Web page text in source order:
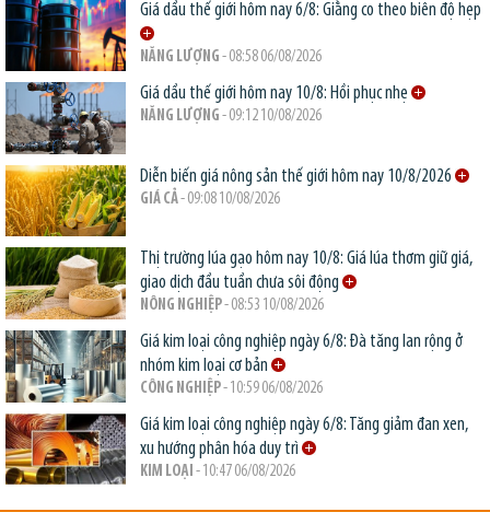
Giá dầu thế giới hôm nay 6/8: Giằng co theo biên độ hẹp
NĂNG LƯỢNG - 08:58 06/08/2026
Giá dầu thế giới hôm nay 10/8: Hồi phục nhẹ
NĂNG LƯỢNG - 09:12 10/08/2026
Diễn biến giá nông sản thế giới hôm nay 10/8/2026
GIÁ CẢ- 09:08 10/08/2026
Thị trường lúa gạo hôm nay 10/8: Giá lúa thơm giữ giá,
giao dịch đầu tuần chưa sôi động
NÔNG NGHIỆP- 08:53 10/08/2026
Giá kim loại công nghiệp ngày 6/8: Đà tăng lan rộng ở
nhóm kim loại cơ bản
CÔNG NGHIỆP- 10:59 06/08/2026
Giá kim loại công nghiệp ngày 6/8: Tăng giảm đan xen,
xu hướng phân hóa duy trì
KIM LOẠI - 10:47 06/08/2026